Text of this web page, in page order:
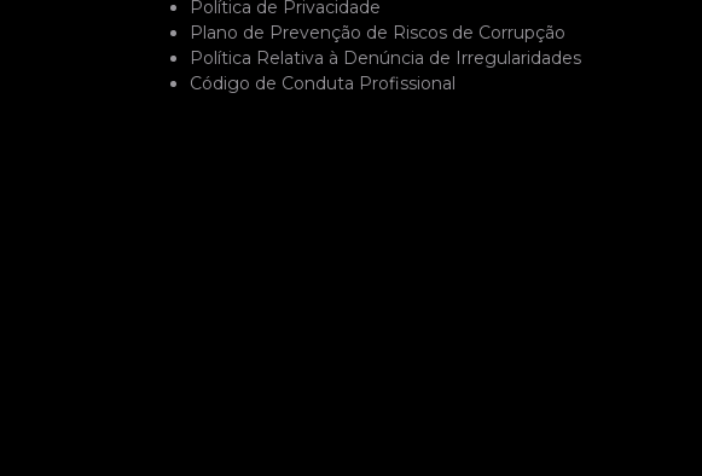
Política de Privacidade
Plano de Prevenção de Riscos de Corrupção
Política Relativa à Denúncia de Irregularidades
Código de Conduta Profissional